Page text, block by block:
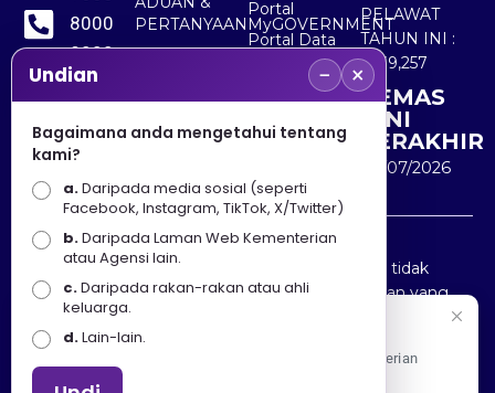
8000
8000
+603
8891
7100
PERTANYAAN
Portal
MyGOVERNMENT
Portal Data
Terbuka
Sektor Awam
PELAWAT
TAHUN INI :
5,539,257
KEMAS
KINI
TERAKHIR
30/07/2026
Penafian : Kerajaan Malaysia dan Kementerian
Pelancongan Seni dan Budaya (MOTAC) adalah tidak
bertanggungjawab atas kehilangan atau kerugian yang
disebabkan oleh penggunaan mana-mana maklumat
yang diperolehi dari portal ini.
Undian − ×
Bagaimana anda mengetahui tentang
kami?
a.Daripada media sosial (seperti
Facebook, Instagram, TikTok, X/Twitter)
b.Daripada Laman Web Kementerian
atau Agensi lain.
c.Daripada rakan-rakan atau ahli
keluarga.
d.Lain-lain.
Apa Khabar! Selamat datang ke Portal Rasmi Kementerian
Pelancongan, Seni dan Budaya